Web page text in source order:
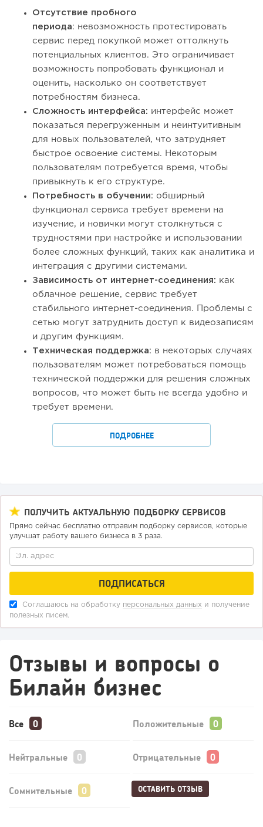
Отсутствие пробного
периода: невозможность протестировать
сервис перед покупкой может оттолкнуть
потенциальных клиентов. Это ограничивает
возможность попробовать функционал и
оценить, насколько он соответствует
потребностям бизнеса.
Сложность интерфейса: интерфейс может
показаться перегруженным и неинтуитивным
для новых пользователей, что затрудняет
быстрое освоение системы. Некоторым
пользователям потребуется время, чтобы
привыкнуть к его структуре.
Потребность в обучении: обширный
функционал сервиса требует времени на
изучение, и новички могут столкнуться с
трудностями при настройке и использовании
более сложных функций, таких как аналитика и
интеграция с другими системами.
Зависимость от интернет-соединения: как
облачное решение, сервис требует
стабильного интернет-соединения. Проблемы с
сетью могут затруднить доступ к видеозаписям
и другим функциям.
Техническая поддержка: в некоторых случаях
пользователям может потребоваться помощь
технической поддержки для решения сложных
вопросов, что может быть не всегда удобно и
требует времени.
ПОДРОБНЕЕ
ПОЛУЧИТЬ АКТУАЛЬНУЮ ПОДБОРКУ СЕРВИСОВ
Прямо сейчас бесплатно отправим подборку сервисов, которые
улучшат работу вашего бизнеса в 3 раза.
Соглашаюсь на обработку персональных данных и получение
полезных писем.
Отзывы и вопросы о
Билайн бизнес
Все Положительные
Нейтральные Отрицательные
Сомнительные ОСТАВИТЬ ОТЗЫВ